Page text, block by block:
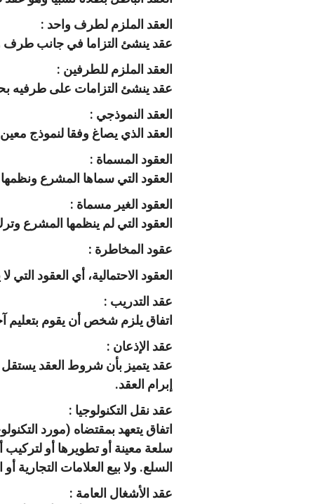
‫‏العقد الملزم لطرف واحد :
عقد ينشئ التزاما في جانب طرف
‫العقد الملزم للطرفين :
عقد ينشئ التزامات على طرفيه
‫‏العقد النموذجي :
العقد الذي يصاغ وفقا لنموذج
‫العقود المسماة :
العقود التي سماها المشرع
‫‏العقود الغير مسماة :
العقود التي لم ينظمها المشرع
عقود المخاطرة :
العقود الاحتمالية، أي العقود
‫عقد التدريب :
اتفاق يلزم شخص أن يقوم بتعليم
‫‏عقد الإذعان :
عقد يتميز بأن شروط العقد يستقل
إبرام العقد.
‫‏عقد نقل التكنولوجيا :
اتفاق يتعهد بمقتضاه (مورد
سلعة معينة أو تطويرها أو لتركيب
السلع. ولا بيع العلامات التجارية
‫‏عقد الأشغال العامة :